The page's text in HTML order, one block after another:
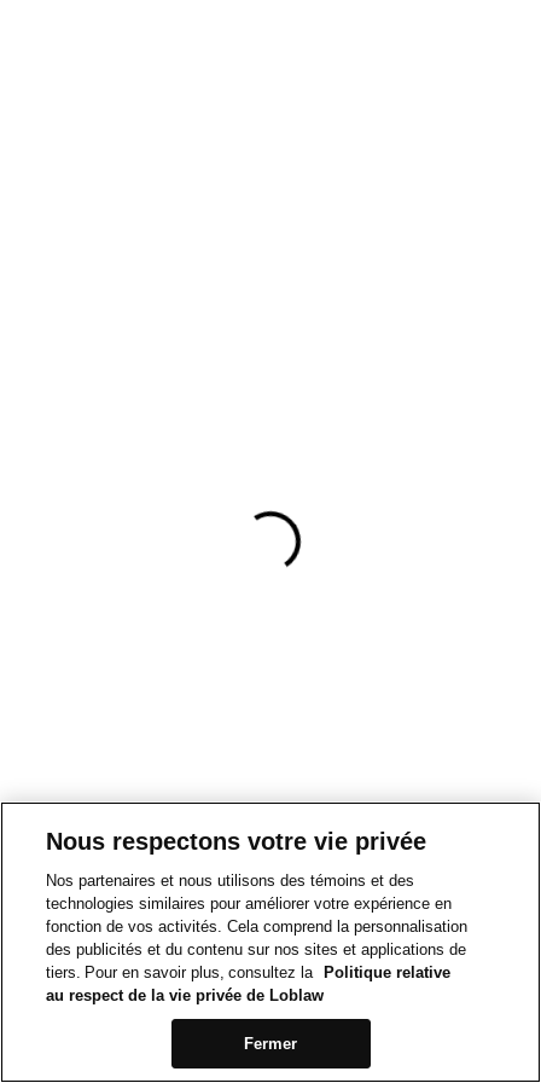
Nous respectons votre vie privée
Nos partenaires et nous utilisons des témoins et des
technologies similaires pour améliorer votre expérience en
fonction de vos activités. Cela comprend la personnalisation
des publicités et du contenu sur nos sites et applications de
tiers. Pour en savoir plus, consultez la
Politique relative
au respect de la vie privée de Loblaw
Fermer